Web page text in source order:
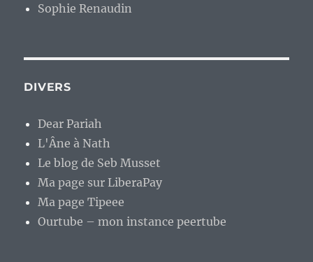
Sophie Renaudin
DIVERS
Dear Pariah
L'Âne à Nath
Le blog de Seb Musset
Ma page sur LiberaPay
Ma page Tipeee
Ourtube – mon instance peertube